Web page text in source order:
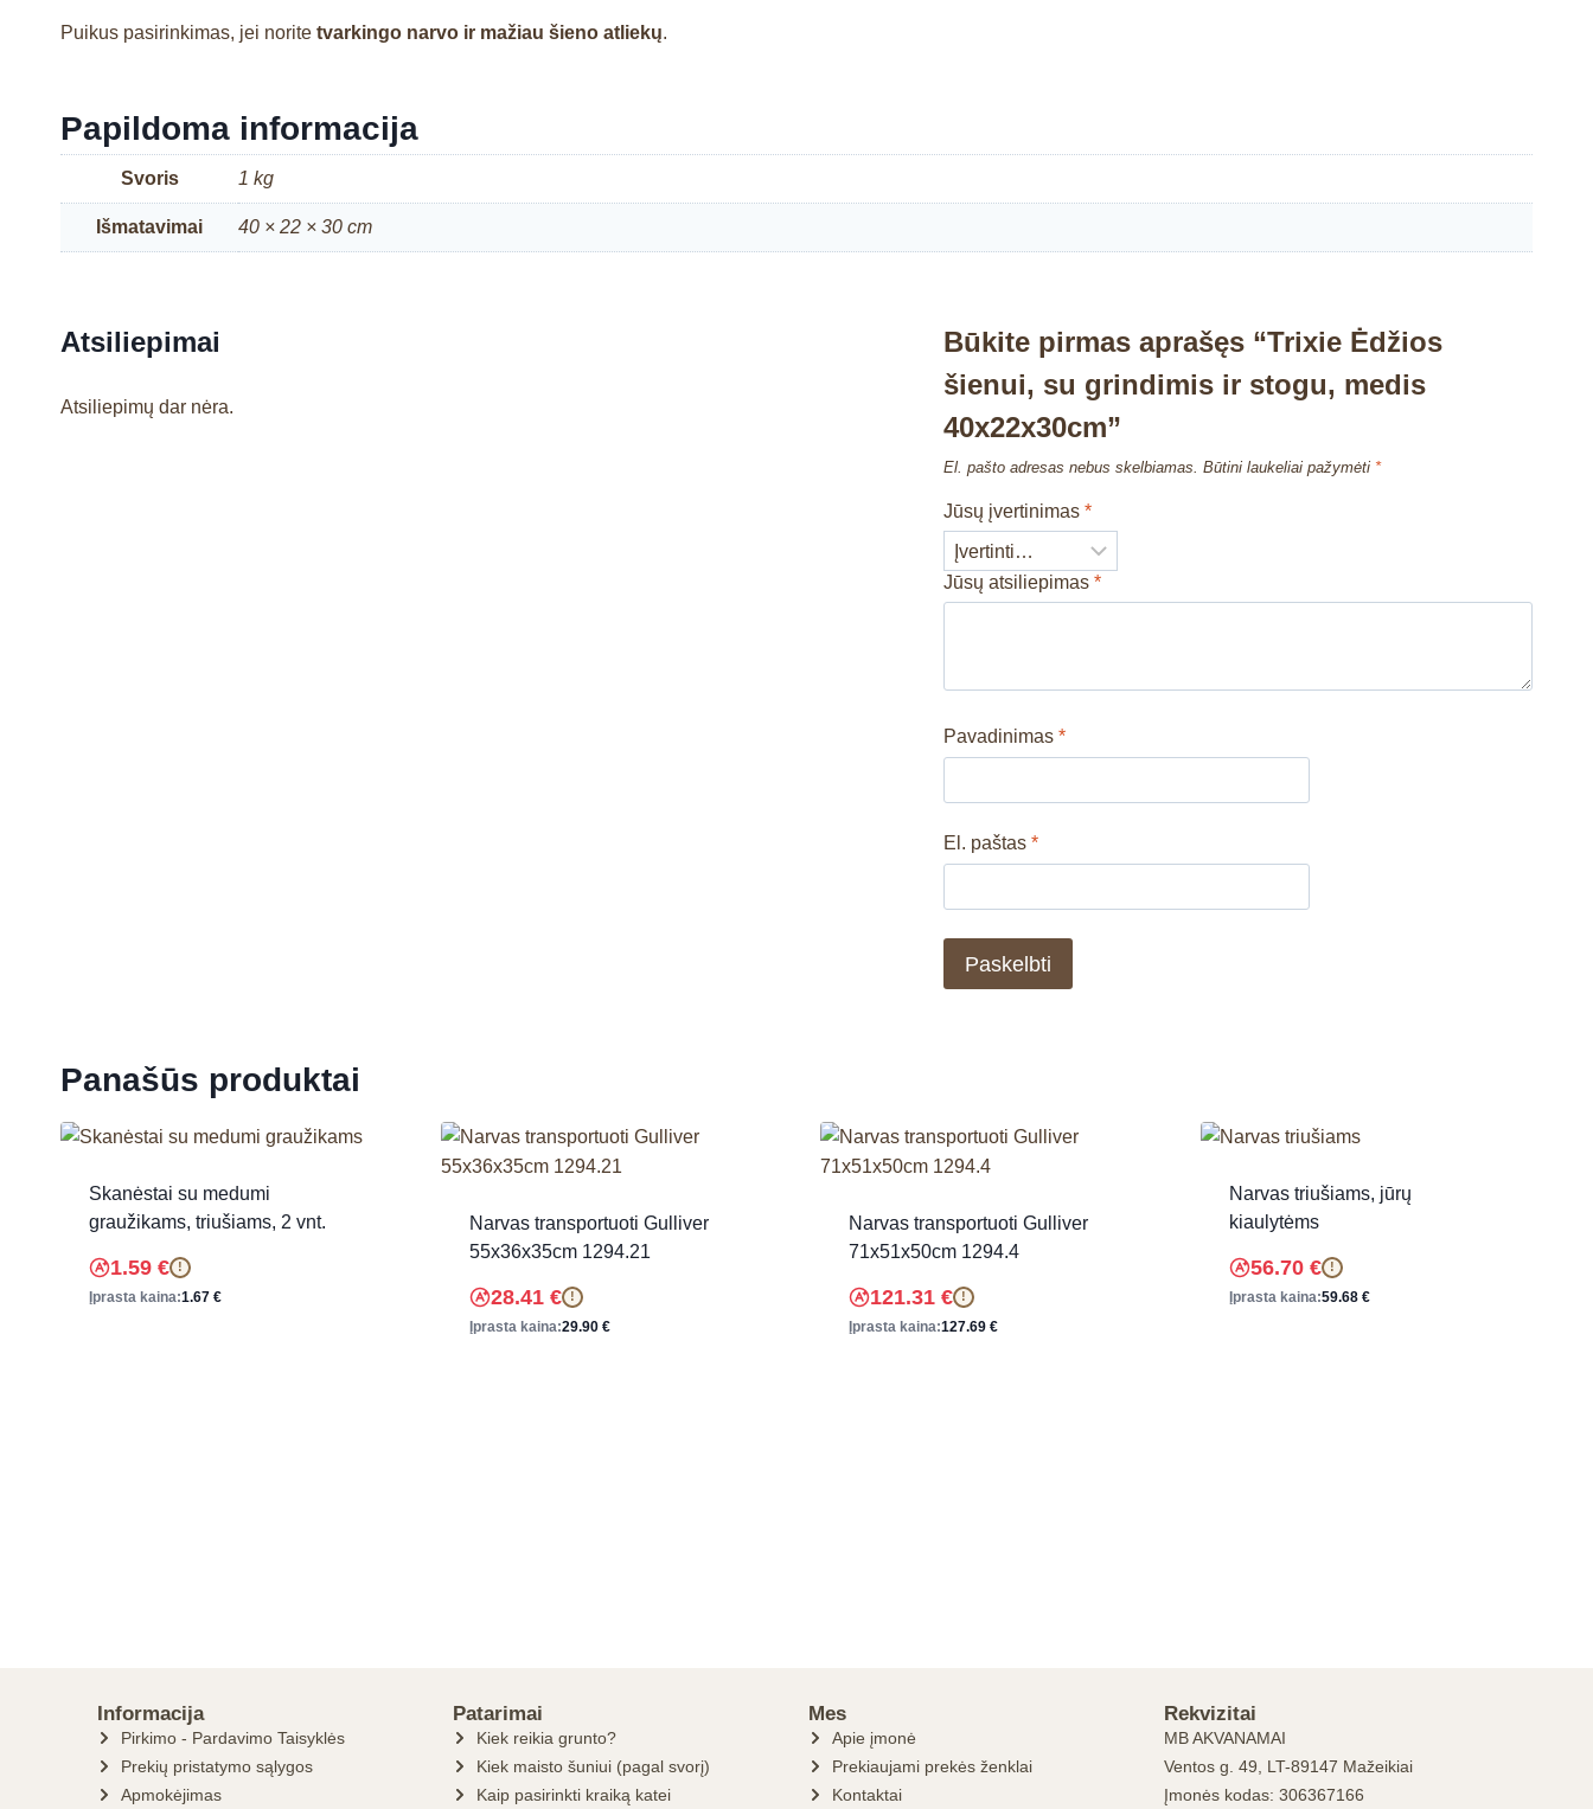
Puikus pasirinkimas, jei norite tvarkingo narvo ir mažiau šieno atliekų.
Papildoma informacija
Svoris 1 kg
Išmatavimai 40 × 22 × 30 cm
Atsiliepimai
Atsiliepimų dar nėra.
Būkite pirmas aprašęs “Trixie Ėdžios
šienui, su grindimis ir stogu, medis
40x22x30cm”
El. pašto adresas nebus skelbiamas. Būtini laukeliai pažymėti *
Jūsų įvertinimas*
Jūsų atsiliepimas*
Pavadinimas*
El. paštas*
Panašūs produktai
Skanėstai su medumi
graužikams, triušiams, 2 vnt.
1.59 € !
Įprasta kaina:1.67 €
Narvas transportuoti Gulliver
55x36x35cm 1294.21
28.41 € !
Įprasta kaina:29.90 €
Narvas transportuoti Gulliver
71x51x50cm 1294.4
121.31 € !
Įprasta kaina:127.69 €
Narvas triušiams, jūrų
kiaulytėms
56.70 € !
Įprasta kaina:59.68 €
Informacija
Pirkimo - Pardavimo Taisyklės
Prekių pristatymo sąlygos
Apmokėjimas
Patarimai
Kiek reikia grunto?
Kiek maisto šuniui (pagal svorį)
Kaip pasirinkti kraiką katei
Mes
Apie įmonė
Prekiaujami prekės ženklai
Kontaktai
Rekvizitai
MB AKVANAMAI
Ventos g. 49, LT-89147 Mažeikiai
Įmonės kodas: 306367166